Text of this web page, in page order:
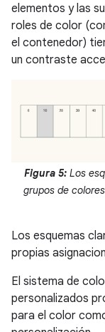
elementos y las
roles de color
el contenedor)
un contraste
Figura 5: Los
grupos de
Los esquemas
propias
El sistema de
personalizados
para el color